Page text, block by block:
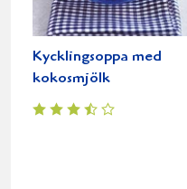
Kycklingsoppa med
kokosmjölk